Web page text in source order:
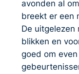
avonden al
breekt er een
De uitgelezen
blikken en
goed om